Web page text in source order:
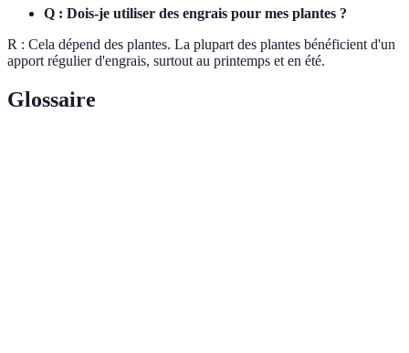
Q : Dois-je utiliser des engrais pour mes plantes ?
R : Cela dépend des plantes. La plupart des plantes bénéficient d'un
apport régulier d'engrais, surtout au printemps et en été.
Glossaire